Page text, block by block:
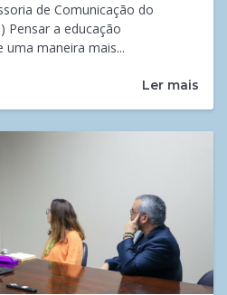
de Comunicação do
Pensar a educação
maneira mais...
Ler mais